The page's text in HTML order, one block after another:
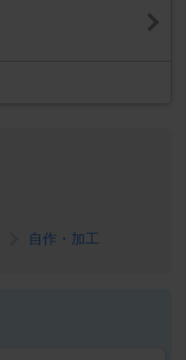
自作・加工